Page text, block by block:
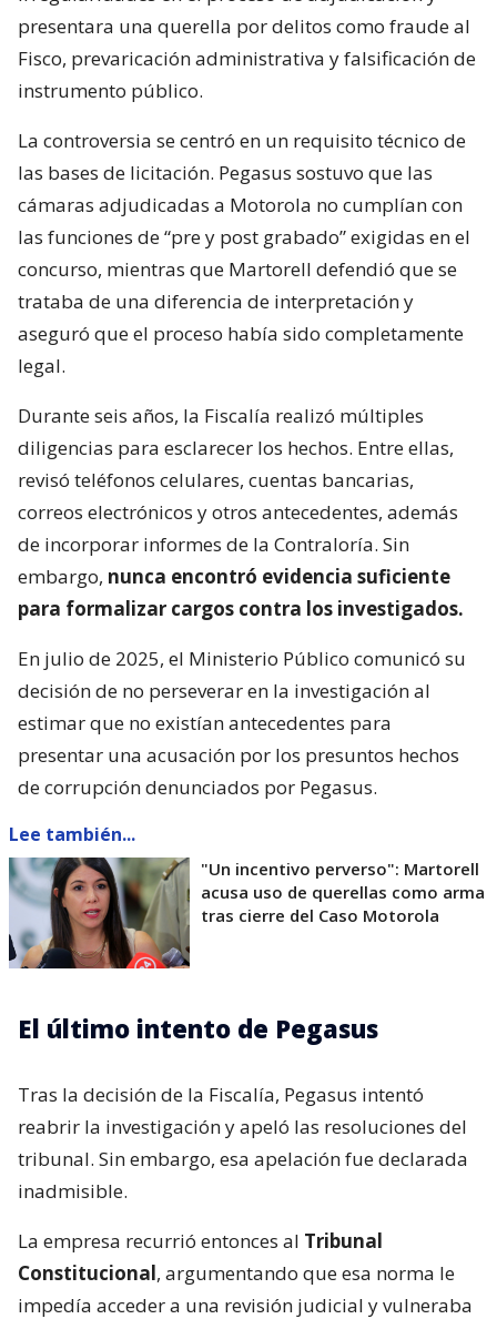
presentara una querella por delitos como fraude al
Fisco, prevaricación administrativa y falsificación de
instrumento público.
La controversia se centró en un requisito técnico de
las bases de licitación. Pegasus sostuvo que las
cámaras adjudicadas a Motorola no cumplían con
las funciones de “pre y post grabado” exigidas en el
concurso, mientras que Martorell defendió que se
trataba de una diferencia de interpretación y
aseguró que el proceso había sido completamente
legal.
Durante seis años, la Fiscalía realizó múltiples
diligencias para esclarecer los hechos. Entre ellas,
revisó teléfonos celulares, cuentas bancarias,
correos electrónicos y otros antecedentes, además
de incorporar informes de la Contraloría. Sin
embargo, nunca encontró evidencia suficiente
para formalizar cargos contra los investigados.
En julio de 2025, el Ministerio Público comunicó su
decisión de no perseverar en la investigación al
estimar que no existían antecedentes para
presentar una acusación por los presuntos hechos
de corrupción denunciados por Pegasus.
Lee también...
"Un incentivo perverso": Martorell
acusa uso de querellas como arma
tras cierre del Caso Motorola
El último intento de Pegasus
Tras la decisión de la Fiscalía, Pegasus intentó
reabrir la investigación y apeló las resoluciones del
tribunal. Sin embargo, esa apelación fue declarada
inadmisible.
La empresa recurrió entonces al Tribunal
Constitucional, argumentando que esa norma le
impedía acceder a una revisión judicial y vulneraba